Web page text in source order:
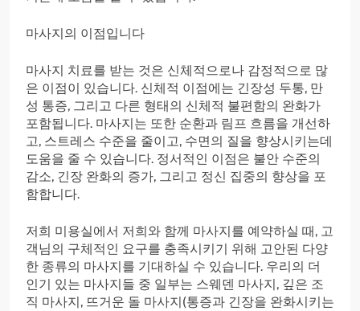
마사지의 이점입니다
마사지 치료를 받는 것은 신체적으로나 감정적으로 많
은 이점이 있습니다. 신체적 이점에는 긴장성 두통, 만
성 통증, 그리고 다른 형태의 신체적 불편함의 완화가
포함됩니다. 마사지는 또한 순환과 림프 흐름을 개선하
고, 스트레스 수준을 줄이고, 수면의 질을 향상시키는데
도움을 줄 수 있습니다. 정서적인 이점은 불안 수준의
감소, 긴장 완화의 증가, 그리고 정신 집중의 향상을 포
함합니다.
저희 미용실에서 저희와 함께 마사지를 예약하실 때, 고
객님의 구체적인 요구를 충족시키기 위해 고안된 다양
한 종류의 마사지를 기대하실 수 있습니다. 우리의 더
인기 있는 마사지들 중 일부는 스웨덴 마사지, 깊은 조
직 마사지, 뜨거운 돌 마사지(통증과 긴장을 완화시키는